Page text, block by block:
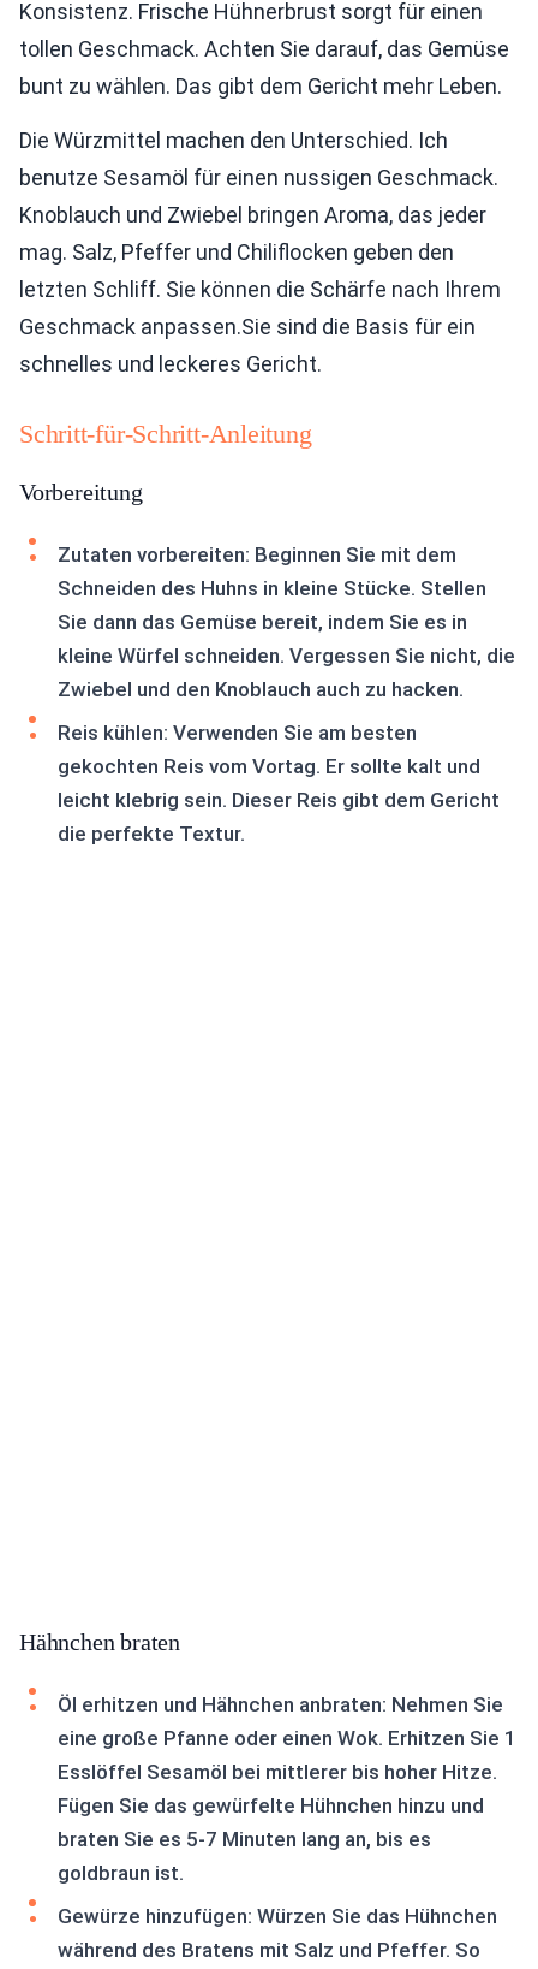
Konsistenz. Frische Hühnerbrust sorgt für einen
tollen Geschmack. Achten Sie darauf, das Gemüse
bunt zu wählen. Das gibt dem Gericht mehr Leben.
Die Würzmittel machen den Unterschied. Ich
benutze Sesamöl für einen nussigen Geschmack.
Knoblauch und Zwiebel bringen Aroma, das jeder
mag. Salz, Pfeffer und Chiliflocken geben den
letzten Schliff. Sie können die Schärfe nach Ihrem
Geschmack anpassen.Sie sind die Basis für ein
schnelles und leckeres Gericht.
Schritt-für-Schritt-Anleitung
Vorbereitung
Zutaten vorbereiten: Beginnen Sie mit dem
Schneiden des Huhns in kleine Stücke. Stellen
Sie dann das Gemüse bereit, indem Sie es in
kleine Würfel schneiden. Vergessen Sie nicht, die
Zwiebel und den Knoblauch auch zu hacken.
Reis kühlen: Verwenden Sie am besten
gekochten Reis vom Vortag. Er sollte kalt und
leicht klebrig sein. Dieser Reis gibt dem Gericht
die perfekte Textur.
Hähnchen braten
Öl erhitzen und Hähnchen anbraten: Nehmen Sie
eine große Pfanne oder einen Wok. Erhitzen Sie 1
Esslöffel Sesamöl bei mittlerer bis hoher Hitze.
Fügen Sie das gewürfelte Hühnchen hinzu und
braten Sie es 5-7 Minuten lang an, bis es
goldbraun ist.
Gewürze hinzufügen: Würzen Sie das Hühnchen
während des Bratens mit Salz und Pfeffer. So